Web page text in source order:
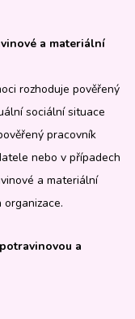
a materiální
rozhoduje pověřený
sociální situace
pracovník
nebo v případech
a materiální
a